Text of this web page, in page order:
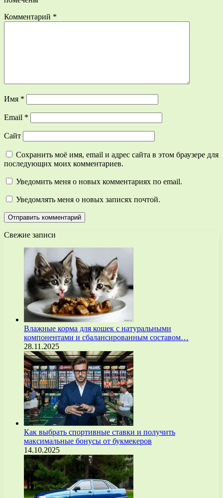
Комментарий *
Имя *
Email *
Сайт
Сохранить моё имя, email и адрес сайта в этом браузере для
последующих моих комментариев.
Уведомить меня о новых комментариях по email.
Уведомлять меня о новых записях почтой.
Свежие записи
Влажные корма для кошек с натуральными
компонентами и сбалансированным составом…
28.11.2025
Как выбрать спортивные ставки и получить
максимальные бонусы от букмекеров
14.10.2025